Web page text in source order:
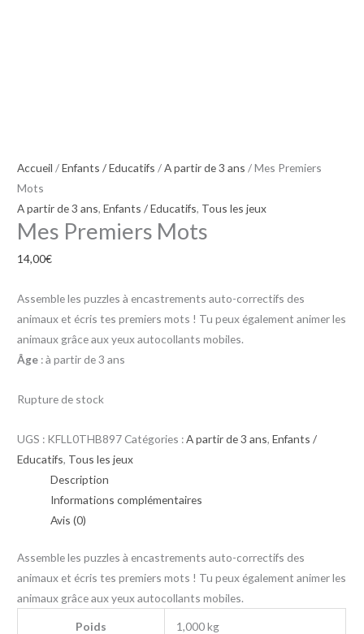
Accueil /Enfants / Educatifs /A partir de 3 ans / Mes Premiers
Mots
A partir de 3 ans,Enfants / Educatifs, Tous les jeux
Mes Premiers Mots
14,00€
Assemble les puzzles à encastrements auto-correctifs des
animaux et écris tes premiers mots ! Tu peux également animer les
animaux grâce aux yeux autocollants mobiles.
Âge : à partir de 3 ans
Rupture de stock
UGS : KFLL0THB897 Catégories :A partir de 3 ans,Enfants /
Educatifs, Tous les jeux
Description
Informations complémentaires
Avis (0)
Assemble les puzzles à encastrements auto-correctifs des
animaux et écris tes premiers mots ! Tu peux également animer les
animaux grâce aux yeux autocollants mobiles.
Poids 1,000 kg